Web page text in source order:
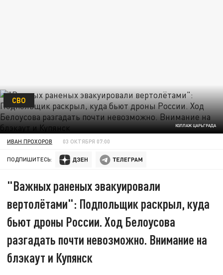
КОЛЛАЖ ЦАРЬГРАДА
СВО
ИВАН ПРОХОРОВ 03 ОКТЯБРЯ 07:00
ПОДПИШИТЕСЬ:
"Важных раненых эвакуировали
вертолётами": Подпольщик раскрыл, куда
бьют дроны России. Ход Белоусова
разгадать почти невозможно. Внимание на
блэкаут и Купянск